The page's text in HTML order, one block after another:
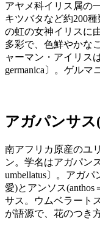
アヤメ科イリス属の
キツバタなど約200
の虹の女神イリスに
多彩で、色鮮やかな
ャーマン・アイリス
germanica〕。ゲルマ
アガパンサス
南アフリカ原産のユ
ン。学名はアガパン
umbellatus〕。アガ
愛)とアンソス
サス。ウムベラート
が語源で、花のつき